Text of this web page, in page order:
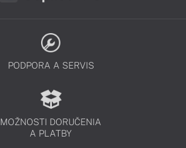
PODPORA A SERVIS
MOŽNOSTI DORUČENIA
A PLATBY